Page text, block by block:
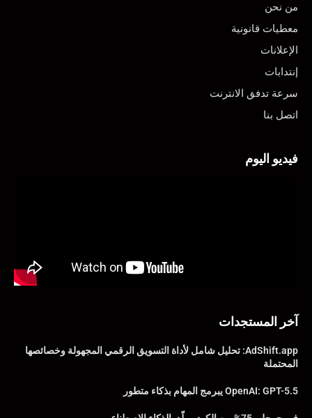
من نحن
معطيات قانونية
الإعلانات
إنتدابات
سرعة تدفق الانترنت
اتصل بنا
فيديو اليوم
آخر المستجدات
AdShift.app: تحليل شامل لأداة التسويق الرقمي المجهولة وخصائصها
المحتملة
OpenAI: GPT-5.5 يبرمج المهام بذكاء متطور